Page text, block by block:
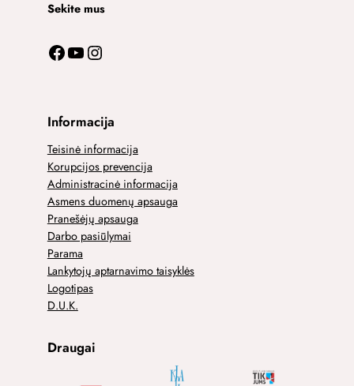
Sekite mus
Facebook YouTube Instagram
Informacija
Teisinė informacija
Korupcijos prevencija
Administracinė informacija
Asmens duomenų apsauga
Pranešėjų apsauga
Darbo pasiūlymai
Parama
Lankytojų aptarnavimo taisyklės
Logotipas
D.U.K.
Draugai